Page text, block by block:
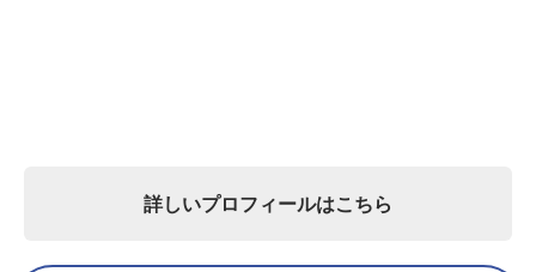
詳しいプロフィールはこちら